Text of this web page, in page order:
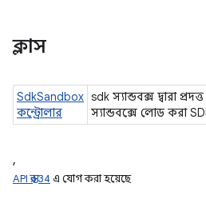
ক্লাস
SdkSandbox
কন্ট্রোলার
sdk স্যান্ডবক্স দ্বারা
স্যান্ডবক্সে লোড করা
,
API স্তর 34 এ যোগ করা হয়েছে